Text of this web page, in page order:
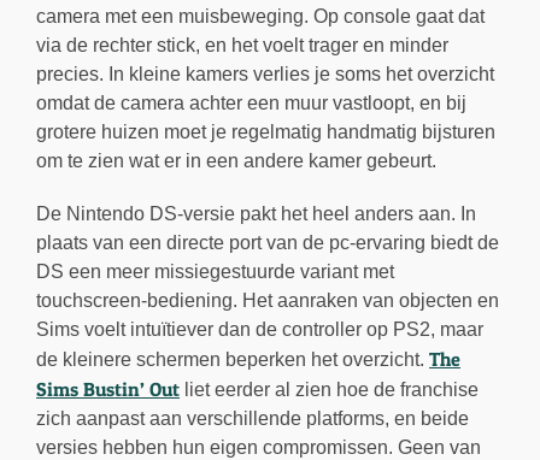
camera met een muisbeweging. Op console gaat dat
via de rechter stick, en het voelt trager en minder
precies. In kleine kamers verlies je soms het overzicht
omdat de camera achter een muur vastloopt, en bij
grotere huizen moet je regelmatig handmatig bijsturen
om te zien wat er in een andere kamer gebeurt.
De Nintendo DS-versie pakt het heel anders aan. In
plaats van een directe port van de pc-ervaring biedt de
DS een meer missiegestuurde variant met
touchscreen-bediening. Het aanraken van objecten en
Sims voelt intuïtiever dan de controller op PS2, maar
de kleinere schermen beperken het overzicht. The
Sims Bustin’ Out liet eerder al zien hoe de franchise
zich aanpast aan verschillende platforms, en beide
versies hebben hun eigen compromissen. Geen van